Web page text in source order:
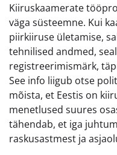
Kiiruskaamerate
väga süsteemne. Kui
piirkiiruse ületamise,
tehnilised andmed,
registreerimismärk,
See info liigub otse
mõista, et Eestis on
menetlused suures
tähendab, et iga
raskusastmest ja